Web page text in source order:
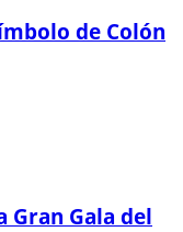
de Colón
Gran Gala del